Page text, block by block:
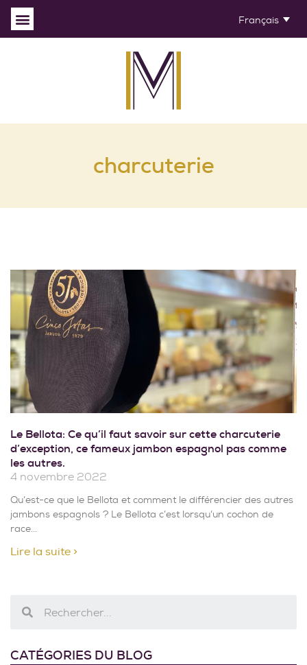
Français
charcuterie
Le Bellota: Ce qu’il faut savoir sur cette charcuterie
d’exception, ce fameux jambon espagnol pas comme
les autres.
4 novembre 2022
Qu’est-ce que le Bellota et comment le différencier des autres
jambons espagnols ? Le Bellota c’est lorsqu’un cochon de
race
Lire la suite >
CATÉGORIES DU BLOG